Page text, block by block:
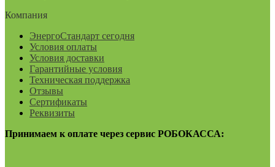
Компания
ЭнергоСтандарт сегодня
Условия оплаты
Условия доставки
Гарантийные условия
Техническая поддержка
Отзывы
Сертификаты
Реквизиты
Принимаем к оплате через сервис РОБОКАССА: